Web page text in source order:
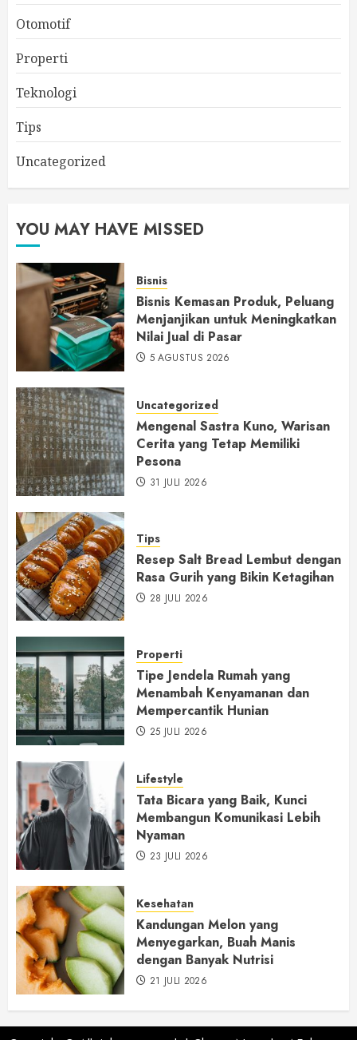
Otomotif
Properti
Teknologi
Tips
Uncategorized
YOU MAY HAVE MISSED
Bisnis
Bisnis Kemasan Produk, Peluang
Menjanjikan untuk Meningkatkan
Nilai Jual di Pasar
5 AGUSTUS 2026
Uncategorized
Mengenal Sastra Kuno, Warisan
Cerita yang Tetap Memiliki
Pesona
31 JULI 2026
Tips
Resep Salt Bread Lembut dengan
Rasa Gurih yang Bikin Ketagihan
28 JULI 2026
Properti
Tipe Jendela Rumah yang
Menambah Kenyamanan dan
Mempercantik Hunian
25 JULI 2026
Lifestyle
Tata Bicara yang Baik, Kunci
Membangun Komunikasi Lebih
Nyaman
23 JULI 2026
Kesehatan
Kandungan Melon yang
Menyegarkan, Buah Manis
dengan Banyak Nutrisi
21 JULI 2026